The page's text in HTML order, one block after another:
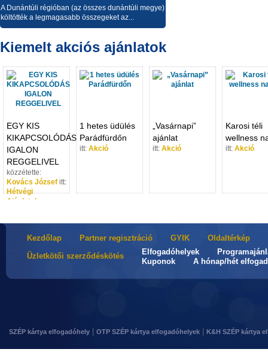
A Dunántúli régióban (az összes dunántúli megye)
költötték a legmagasabb összegeket az...
Kiemelt akciós ajánlatok
EGY KIS
KIKAPCSOLÓDÁS
IGALON
REGGELIVEL
közzétette:
Kovács József itt:
Hétvégi
Ajánlatok
1 hetes üdülés
Parádfürdőn
itt: Akció
„Vasárnapi”
ajánlat
itt: Akció
Karosi téli
wellness
itt: Akció
Kezdőlap Partner regisztráció GYIK
Oldaltérkép
Üzletkötői szerződéskötés
Elfogadóhelyek
Kuponok
A hónap/hét
SZÉP kártya elfogadóhely OTP SZÉP kártya elfogadóhelyek K&H SZÉP kártya